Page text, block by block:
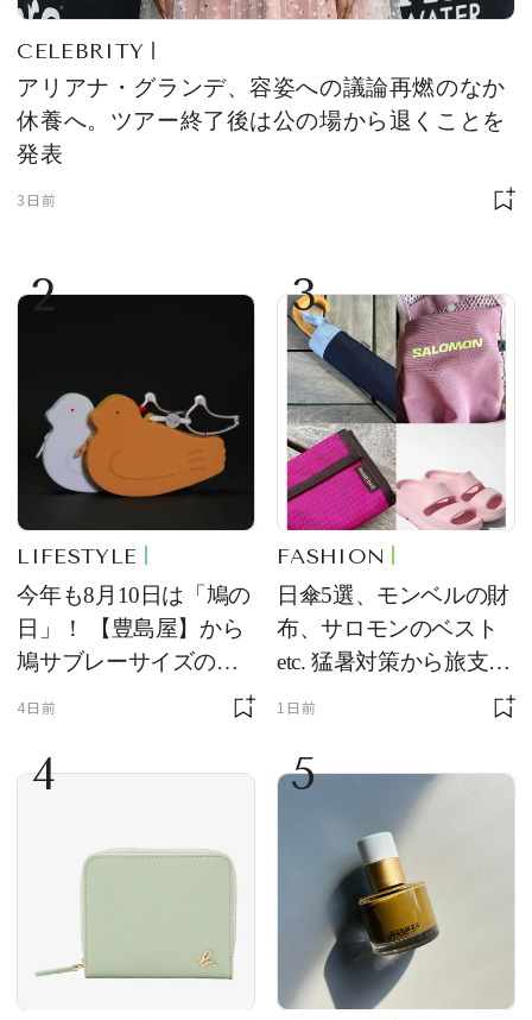
CELEBRITY
アリアナ・グランデ、容姿への議論再燃のなか
休養へ。ツアー終了後は公の場から退くことを
発表
3日前
2
LIFESTYLE
今年も8月10日は「鳩の
日」！ 【豊島屋】から
鳩サブレーサイズのポ
ーチ「はとっこ」を限
4日前
3
FASHION
日傘5選、モンベルの財
布、サロモンのベスト
etc. 猛暑対策から旅支度
まで！ ｜今週の人気記
1日前
4 5